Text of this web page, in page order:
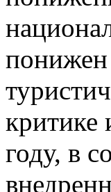
понижен
критике
году, в